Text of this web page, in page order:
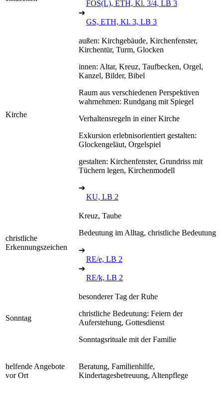
FÖS(L), ETH, Kl. 3/4, LB 3
➔
GS, ETH, Kl. 3, LB 3
Kirche
außen: Kirchgebäude, Kirchenfenster,
Kirchentür, Turm, Glocken
innen: Altar, Kreuz, Taufbecken, Orgel,
Kanzel, Bilder, Bibel
Raum aus verschiedenen Perspektiven
wahrnehmen: Rundgang mit Spiegel
Verhaltensregeln in einer Kirche
Exkursion erlebnisorientiert gestalten:
Glockengeläut, Orgelspiel
gestalten: Kirchenfenster, Grundriss mit
Tüchern legen, Kirchenmodell
➔
KU, LB 2
christliche
Erkennungszeichen
Kreuz, Taube
Bedeutung im Alltag, christliche Bedeutung
➔
RE/e, LB 2
➔
RE/k, LB 2
Sonntag
besonderer Tag der Ruhe
christliche Bedeutung: Feiern der
Auferstehung, Gottesdienst
Sonntagsrituale mit der Familie
helfende Angebote
vor Ort
Beratung, Familienhilfe,
Kindertagesbetreuung, Altenpflege